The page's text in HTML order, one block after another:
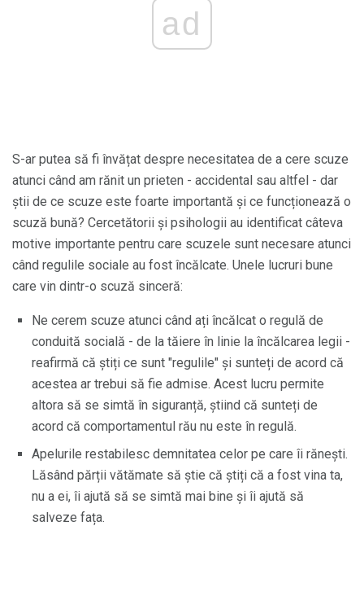
ad
S-ar putea să fi învățat despre necesitatea de a cere scuze
atunci când am rănit un prieten - accidental sau altfel - dar
știi de ce scuze este foarte importantă și ce funcționează o
scuză bună? Cercetătorii și psihologii au identificat câteva
motive importante pentru care scuzele sunt necesare atunci
când regulile sociale au fost încălcate. Unele lucruri bune
care vin dintr-o scuză sinceră:
Ne cerem scuze atunci când ați încălcat o regulă de
conduită socială - de la tăiere în linie la încălcarea legii -
reafirmă că știți ce sunt "regulile" și sunteți de acord că
acestea ar trebui să fie admise. Acest lucru permite
altora să se simtă în siguranță, știind că sunteți de
acord că comportamentul rău nu este în regulă.
Apelurile restabilesc demnitatea celor pe care îi rănești.
Lăsând părții vătămate să știe că știți că a fost vina ta,
nu a ei, îi ajută să se simtă mai bine și îi ajută să
salveze fața.